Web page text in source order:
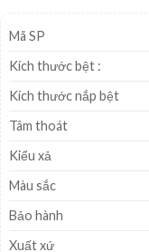
Mã SP
Kích thước bệt :
Kích thước nắp bệt
Tâm thoát
Kiểu xả
Màu sắc
Bảo hành
Xuất xứ